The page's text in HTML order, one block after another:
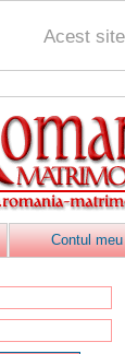
Acest
Contul meu